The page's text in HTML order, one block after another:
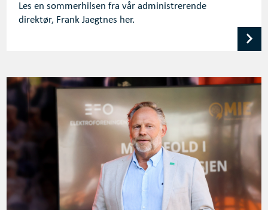
Les en sommerhilsen fra vår administrerende
direktør, Frank Jaegtnes her.